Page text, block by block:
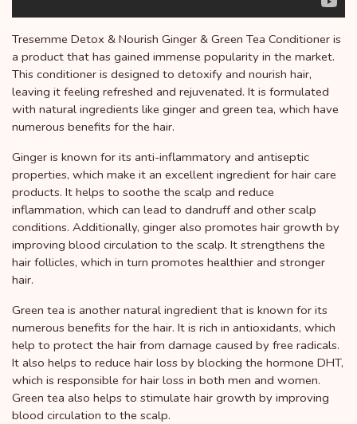
Tresemme Detox & Nourish Ginger & Green Tea Conditioner is
a product that has gained immense popularity in the market.
This conditioner is designed to detoxify and nourish hair,
leaving it feeling refreshed and rejuvenated. It is formulated
with natural ingredients like ginger and green tea, which have
numerous benefits for the hair.
Ginger is known for its anti-inflammatory and antiseptic
properties, which make it an excellent ingredient for hair care
products. It helps to soothe the scalp and reduce
inflammation, which can lead to dandruff and other scalp
conditions. Additionally, ginger also promotes hair growth by
improving blood circulation to the scalp. It strengthens the
hair follicles, which in turn promotes healthier and stronger
hair.
Green tea is another natural ingredient that is known for its
numerous benefits for the hair. It is rich in antioxidants, which
help to protect the hair from damage caused by free radicals.
It also helps to reduce hair loss by blocking the hormone DHT,
which is responsible for hair loss in both men and women.
Green tea also helps to stimulate hair growth by improving
blood circulation to the scalp.